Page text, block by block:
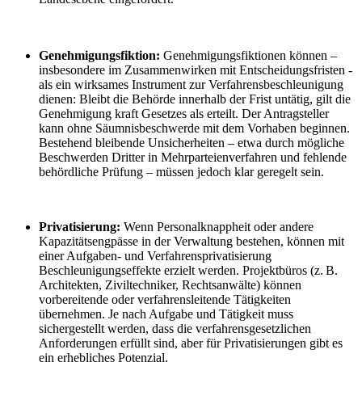
Genehmigungsfiktion: Genehmigungsfiktionen können –
insbesondere im Zusammenwirken mit Entscheidungsfristen -
als ein wirksames Instrument zur Verfahrensbeschleunigung
dienen: Bleibt die Behörde innerhalb der Frist untätig, gilt die
Genehmigung kraft Gesetzes als erteilt. Der Antragsteller
kann ohne Säumnisbeschwerde mit dem Vorhaben beginnen.
Bestehend bleibende Unsicherheiten – etwa durch mögliche
Beschwerden Dritter in Mehrparteienverfahren und fehlende
behördliche Prüfung – müssen jedoch klar geregelt sein.
Privatisierung: Wenn Personalknappheit oder andere
Kapazitätsengpässe in der Verwaltung bestehen, können mit
einer Aufgaben- und Verfahrensprivatisierung
Beschleunigungseffekte erzielt werden. Projektbüros (z. B.
Architekten, Ziviltechniker, Rechtsanwälte) können
vorbereitende oder verfahrensleitende Tätigkeiten
übernehmen. Je nach Aufgabe und Tätigkeit muss
sichergestellt werden, dass die verfahrensgesetzlichen
Anforderungen erfüllt sind, aber für Privatisierungen gibt es
ein erhebliches Potenzial.